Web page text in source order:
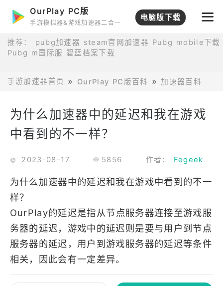
OurPlay PC版
手游模拟器&游戏加速器二合一
电脑版下载
推荐： pubg加速器 steam官网加速器
Pubg mobile下载
Pubg m国际服 碧蓝档案下载
手游加速器首页 OurPlay PC版百科 加速器百科
为什么加速器中的延迟和我在游戏
中看到的不一样？
2023-08-17 5856 作者： Fegeek
为什么加速器中的延迟和我在游戏中看到的不一
样？
OurPlay的延迟是指从节点服务器连接至游戏服
务器的延迟，游戏中的延迟则是要与用户到节点
服务器的延迟，用户到游戏服务器的延迟等条件
相关，因此会有一定差异。